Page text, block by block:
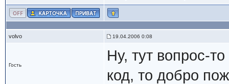
volvo 19.04.2006 0:08
Гость
Ну, тут вопрос-
код, то добро